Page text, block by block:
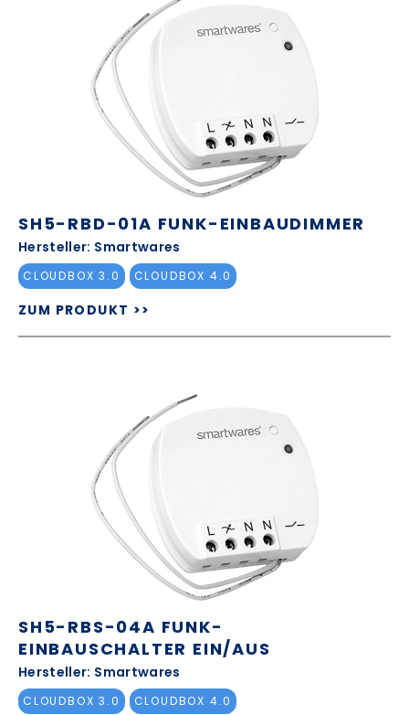
SH5-RBD-01A FUNK-EINBAUDIMMER
Hersteller: Smartwares
CLOUDBOX 3.0 CLOUDBOX 4.0
ZUM PRODUKT >>
SH5-RBS-04A FUNK-
EINBAUSCHALTER EIN/AUS
Hersteller: Smartwares
CLOUDBOX 3.0 CLOUDBOX 4.0